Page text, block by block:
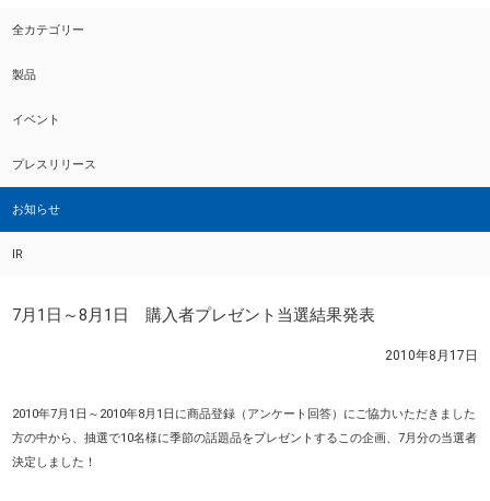
全カテゴリー
製品
イベント
プレスリリース
お知らせ
IR
7月1日～8月1日 購入者プレゼント当選結果発表
2010年8月17日
2010年7月1日～2010年8月1日に商品登録（アンケート回答）にご協力いただきました
方の中から、抽選で10名様に季節の話題品をプレゼントするこの企画、7月分の当選者
決定しました！